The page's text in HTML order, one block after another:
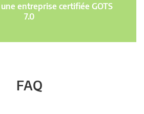
entreprise certifiée GOTS
7.0
FAQ